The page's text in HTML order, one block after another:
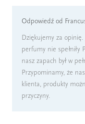
Odpowiedź od
Dziękujemy za
perfumy nie spełniły
nasz zapach był w
Przypominamy, że
klienta, produkty
przyczyny.